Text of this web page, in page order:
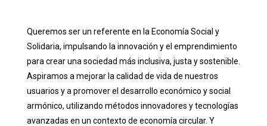
Queremos ser un referente en la Economía Social y
Solidaria, impulsando la innovación y el emprendimiento
para crear una sociedad más inclusiva, justa y sostenible.
Aspiramos a mejorar la calidad de vida de nuestros
usuarios y a promover el desarrollo económico y social
armónico, utilizando métodos innovadores y tecnologías
avanzadas en un contexto de economía circular. Y